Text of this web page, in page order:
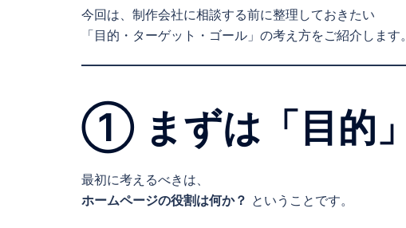
今回は、制作会社に相談する前に整理しておきたい
「目的・ターゲット・ゴール」の考え方をご紹介します。
① まずは「目的
最初に考えるべきは、
ホームページの役割は何か？ ということです。